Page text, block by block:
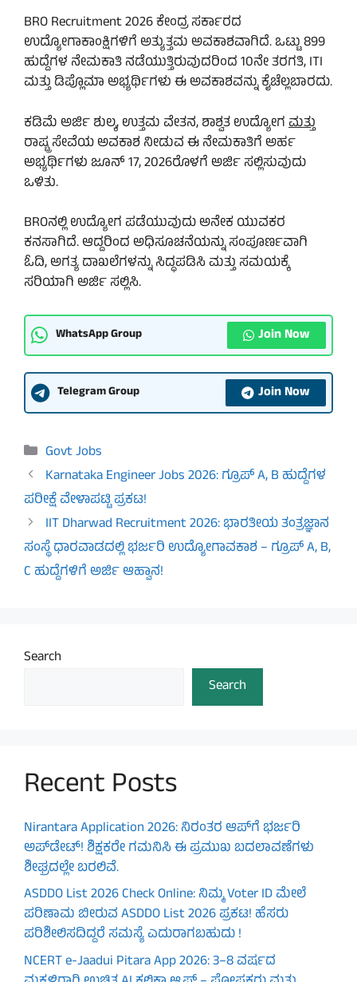
BRO Recruitment 2026 ಕೇಂದ್ರ ಸರ್ಕಾರದ
ಉದ್ಯೋಗಾಕಾಂಕ್ಷಿಗಳಿಗೆ ಅತ್ಯುತ್ತಮ ಅವಕಾಶವಾಗಿದೆ. ಒಟ್ಟು 899
ಹುದ್ದೆಗಳ ನೇಮಕಾತಿ ನಡೆಯುತ್ತಿರುವುದರಿಂದ 10ನೇ ತರಗತಿ, ITI
ಮತ್ತು ಡಿಪ್ಲೊಮಾ ಅಭ್ಯರ್ಥಿಗಳು ಈ ಅವಕಾಶವನ್ನು ಕೈಚೆಲ್ಲಬಾರದು.
ಕಡಿಮೆ ಅರ್ಜಿ ಶುಲ್ಕ, ಉತ್ತಮ ವೇತನ, ಶಾಶ್ವತ ಉದ್ಯೋಗಮತ್ತು
ರಾಷ್ಟ್ರ ಸೇವೆಯ ಅವಕಾಶ ನೀಡುವ ಈ ನೇಮಕಾತಿಗೆ ಅರ್ಹ
ಅಭ್ಯರ್ಥಿಗಳು ಜೂನ್ 17, 2026ರೊಳಗೆ ಅರ್ಜಿ ಸಲ್ಲಿಸುವುದು
ಒಳಿತು.
BROನಲ್ಲಿ ಉದ್ಯೋಗ ಪಡೆಯುವುದು ಅನೇಕ ಯುವಕರ
ಕನಸಾಗಿದೆ. ಆದ್ದರಿಂದ ಅಧಿಸೂಚನೆಯನ್ನು ಸಂಪೂರ್ಣವಾಗಿ
ಓದಿ, ಅಗತ್ಯ ದಾಖಲೆಗಳನ್ನು ಸಿದ್ಧಪಡಿಸಿ ಮತ್ತು ಸಮಯಕ್ಕೆ
ಸರಿಯಾಗಿ ಅರ್ಜಿ ಸಲ್ಲಿಸಿ.
WhatsApp Group Join Now
Telegram Group Join Now
Categories
Govt Jobs
Karnataka Engineer Jobs 2026: ಗ್ರೂಪ್ A, B ಹುದ್ದೆಗಳ
ಪರೀಕ್ಷೆ ವೇಳಾಪಟ್ಟಿ ಪ್ರಕಟ!
IIT Dharwad Recruitment 2026: ಭಾರತೀಯ ತಂತ್ರಜ್ಞಾನ
ಸಂಸ್ಥೆ ಧಾರವಾಡದಲ್ಲಿ ಭರ್ಜರಿ ಉದ್ಯೋಗಾವಕಾಶ – ಗ್ರೂಪ್ A, B,
C ಹುದ್ದೆಗಳಿಗೆ ಅರ್ಜಿ ಆಹ್ವಾನ!
Search
Search
Recent Posts
Nirantara Application 2026: ನಿರಂತರ ಆಪ್‌ಗೆ ಭರ್ಜರಿ
ಅಪ್‌ಡೇಟ್! ಶಿಕ್ಷಕರೇ ಗಮನಿಸಿ ಈ ಪ್ರಮುಖ ಬದಲಾವಣೆಗಳು
ಶೀಘ್ರದಲ್ಲೇ ಬರಲಿವೆ.
ASDDO List 2026 Check Online: ನಿಮ್ಮ Voter ID ಮೇಲೆ
ಪರಿಣಾಮ ಬೀರುವ ASDDO List 2026 ಪ್ರಕಟ! ಹೆಸರು
ಪರಿಶೀಲಿಸದಿದ್ದರೆ ಸಮಸ್ಯೆ ಎದುರಾಗಬಹುದು !
NCERT e-Jaadui Pitara App 2026: 3–8 ವರ್ಷದ